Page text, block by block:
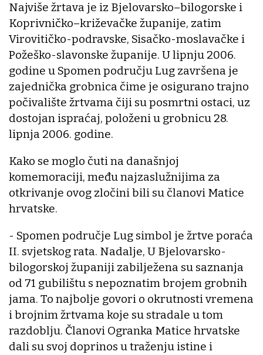
Najviše žrtava je iz Bjelovarsko–bilogorske i
Koprivničko–križevačke županije, zatim
Virovitičko-podravske, Sisačko-moslavačke i
Požeško-slavonske županije. U lipnju 2006.
godine u Spomen području Lug završena je
zajednička grobnica čime je osigurano trajno
počivalište žrtvama čiji su posmrtni ostaci, uz
dostojan ispraćaj, položeni u grobnicu 28.
lipnja 2006. godine.
Kako se moglo čuti na današnjoj
komemoraciji, među najzaslužnijima za
otkrivanje ovog zločini bili su članovi Matice
hrvatske.
- Spomen područje Lug simbol je žrtve poraća
II. svjetskog rata. Nadalje, U Bjelovarsko-
bilogorskoj županiji zabilježena su saznanja
od 71 gubilištu s nepoznatim brojem grobnih
jama. To najbolje govori o okrutnosti vremena
i brojnim žrtvama koje su stradale u tom
razdoblju. Članovi Ogranka Matice hrvatske
dali su svoj doprinos u traženju istine i